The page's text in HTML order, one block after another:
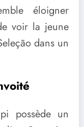
éloigner
voir la jeune
dans un
possède un